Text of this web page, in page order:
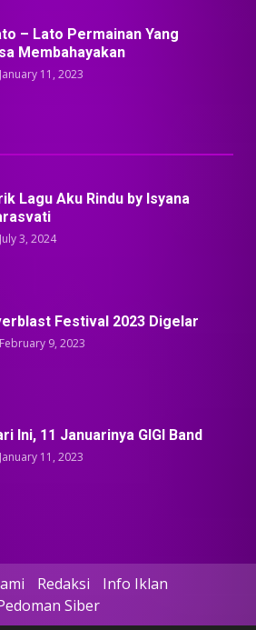
– Lato Permainan Yang
Membahayakan
January 11, 2023
Lagu Aku Rindu by Isyana
July 3, 2024
Festival 2023 Digelar
February 9, 2023
Ini, 11 Januarinya GIGI Band
January 11, 2023
Redaksi
Info Iklan
Siber